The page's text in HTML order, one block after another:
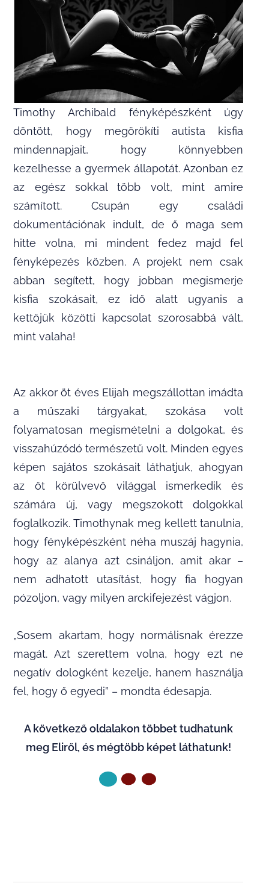
Timothy Archibald fényképészként úgy
döntött, hogy megörökíti autista kisfia
mindennapjait, hogy könnyebben
kezelhesse a gyermek állapotát. Azonban ez
az egész sokkal több volt, mint amire
számított. Csupán egy családi
dokumentációnak indult, de ő maga sem
hitte volna, mi mindent fedez majd fel
fényképezés közben. A projekt nem csak
abban segített, hogy jobban megismerje
kisfia szokásait, ez idő alatt ugyanis a
kettőjük közötti kapcsolat szorosabbá vált,
mint valaha!
Az akkor öt éves Elijah megszállottan imádta
a műszaki tárgyakat, szokása volt
folyamatosan megismételni a dolgokat, és
visszahúzódó természetű volt. Minden egyes
képen sajátos szokásait láthatjuk, ahogyan
az őt körülvevő világgal ismerkedik és
számára új, vagy megszokott dolgokkal
foglalkozik. Timothynak meg kellett tanulnia,
hogy fényképészként néha muszáj hagynia,
hogy az alanya azt csináljon, amit akar –
nem adhatott utasítást, hogy fia hogyan
pózoljon, vagy milyen arckifejezést vágjon.
„Sosem akartam, hogy normálisnak érezze
magát. Azt szerettem volna, hogy ezt ne
negatív dologként kezelje, hanem használja
fel, hogy ő egyedi” – mondta édesapja.
A következő oldalakon többet tudhatunk
meg Eliről, és mégtöbb képet láthatunk!